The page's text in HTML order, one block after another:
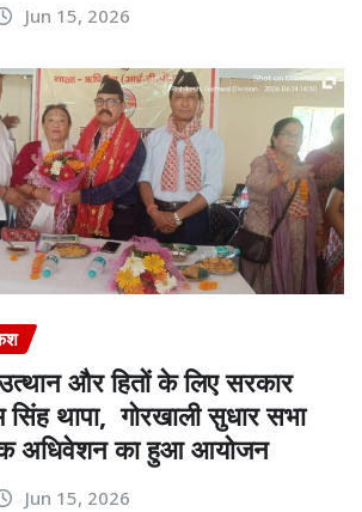
Jun 15, 2026
और हितों के लिए सरकार
थापा, गोरखाली सुधार सभा
अधिवेशन का हुआ आयोजन
Jun 15, 2026